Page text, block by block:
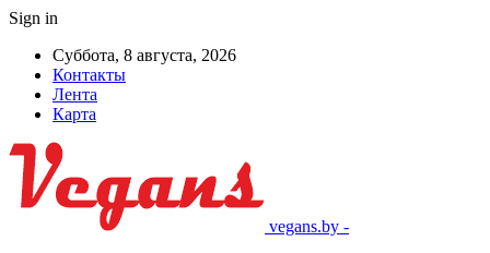
Sign in
Суббота, 8 августа, 2026
Контакты
Лента
Карта
vegans.by -